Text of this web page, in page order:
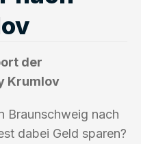
der
Krumlov
Braunschweig nach
dabei Geld sparen?